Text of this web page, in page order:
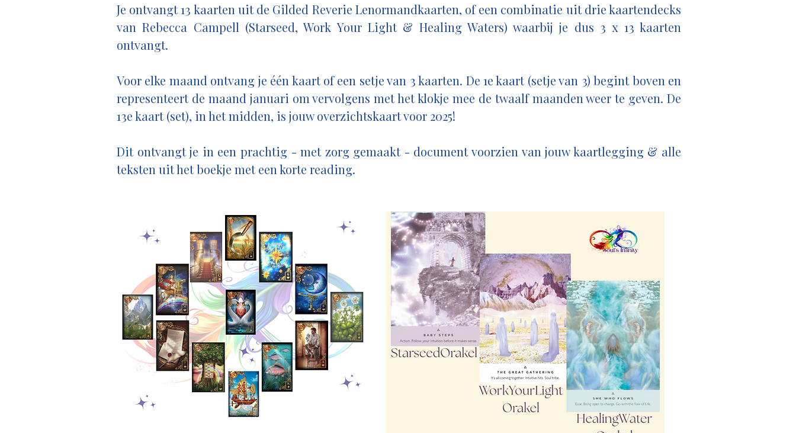
Je ontvangt 13 kaarten uit de Gilded Reverie Lenormandkaarten, of een combinatie uit drie kaartendecks
van Rebecca Campell (Starseed, Work Your Light & Healing Waters) waarbij je dus 3 x 13 kaarten
ontvangt.
Voor elke maand ontvang je één kaart of een setje van 3 kaarten. De 1e kaart (setje van 3) begint boven en
representeert de maand januari om vervolgens met het klokje mee de twaalf maanden weer te geven. De
13e kaart (set), in het midden, is jouw overzichtskaart voor 2025!
Dit ontvangt je in een prachtig - met zorg gemaakt - document voorzien van jouw kaartlegging & alle
teksten uit het boekje met een korte reading.